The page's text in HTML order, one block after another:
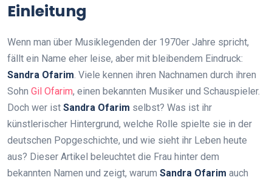
Einleitung
Wenn man über Musiklegenden der 1970er Jahre spricht,
fällt ein Name eher leise, aber mit bleibendem Eindruck:
Sandra Ofarim. Viele kennen ihren Nachnamen durch ihren
Sohn Gil Ofarim, einen bekannten Musiker und Schauspieler.
Doch wer ist Sandra Ofarim selbst? Was ist ihr
künstlerischer Hintergrund, welche Rolle spielte sie in der
deutschen Popgeschichte, und wie sieht ihr Leben heute
aus? Dieser Artikel beleuchtet die Frau hinter dem
bekannten Namen und zeigt, warum Sandra Ofarim auch